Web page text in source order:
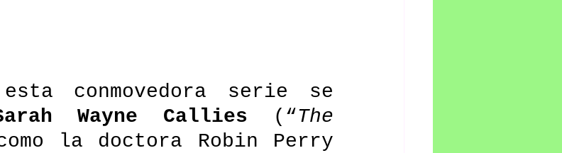
conmovedora serie se
Wayne Callies (“The
la doctora Robin Perry